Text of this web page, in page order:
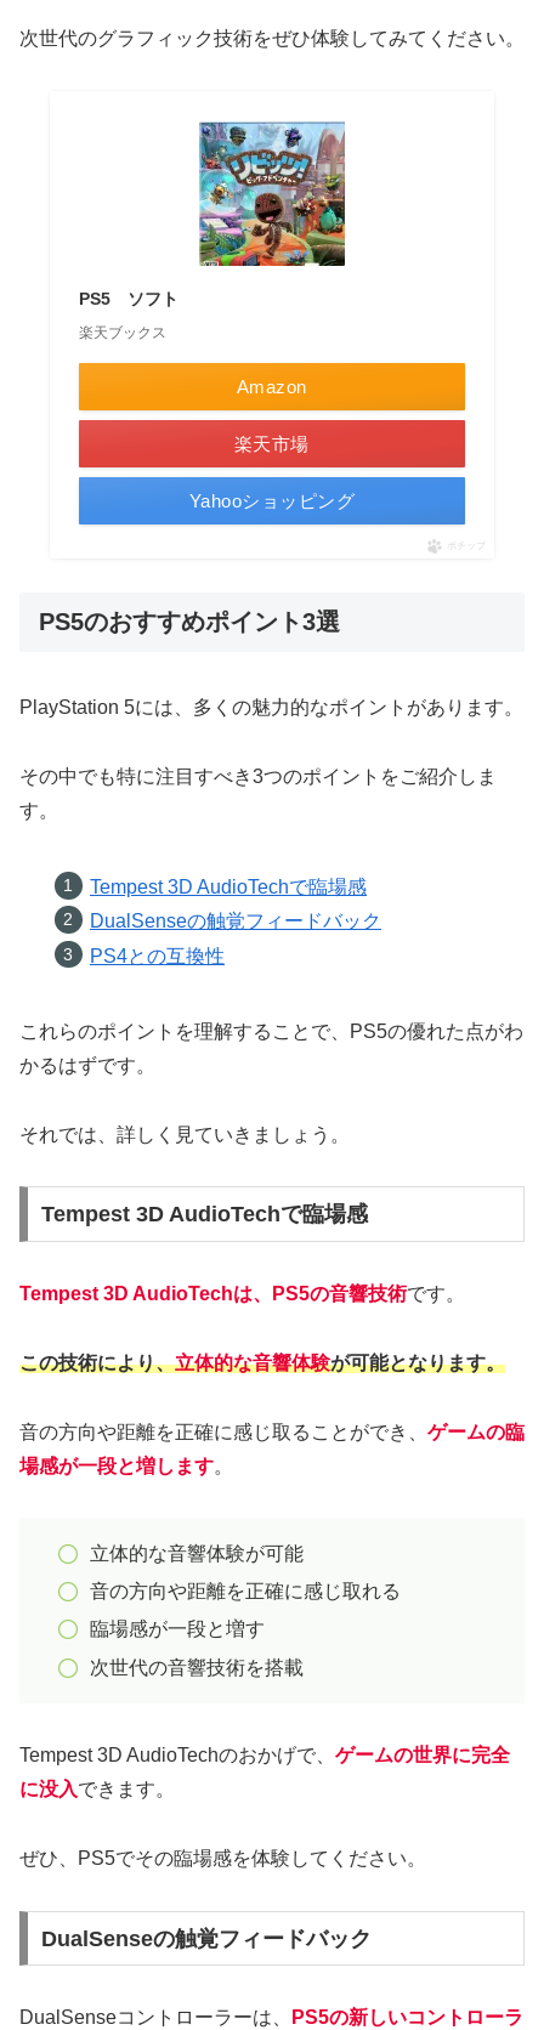
次世代のグラフィック技術をぜひ体験してみてください。
PS5 ソフト
楽天ブックス
Amazon
楽天市場
Yahooショッピング
ポチップ
PS5のおすすめポイント3選
PlayStation 5には、多くの魅力的なポイントがあります。
その中でも特に注目すべき3つのポイントをご紹介しま
す。
Tempest 3D AudioTechで臨場感
DualSenseの触覚フィードバック
PS4との互換性
これらのポイントを理解することで、PS5の優れた点がわ
かるはずです。
それでは、詳しく見ていきましょう。
Tempest 3D AudioTechで臨場感
Tempest 3D AudioTechは、PS5の音響技術です。
この技術により、立体的な音響体験が可能となります。
音の方向や距離を正確に感じ取ることができ、 ゲームの臨
場感が一段と増します。
立体的な音響体験が可能
音の方向や距離を正確に感じ取れる
臨場感が一段と増す
次世代の音響技術を搭載
Tempest 3D AudioTechのおかげで、 ゲームの世界に完全
に没入できます。
ぜひ、PS5でその臨場感を体験してください。
DualSenseの触覚フィードバック
DualSenseコントローラーは、
PS5の新しいコントローラ